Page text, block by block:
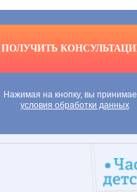
Нажимая на кнопку, вы
условия обработки данных
ПОЛУЧИТЬ